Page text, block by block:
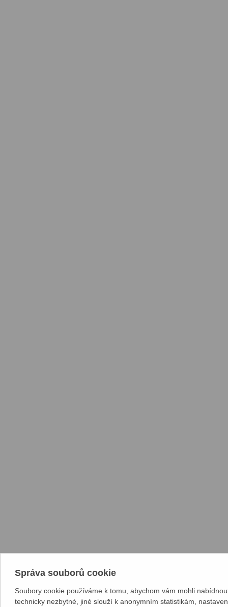
Správa souborů cookie
Soubory cookie používáme k tomu, abychom vám mohli
technicky nezbytné, jiné slouží k anonymním statistikám,